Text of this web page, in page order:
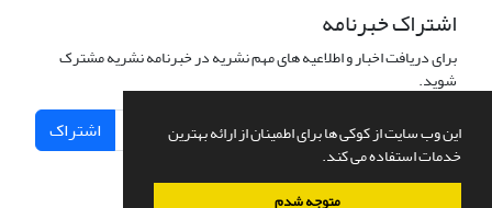
این وب سایت از کوکی ها برای اطمینان از ارائه بهترین
خدمات استفاده می کند.
متوجه شدم
اشتراک خبرنامه
برای دریافت اخبار و اطلاعیه های مهم نشریه در خبرنامه نشریه مشترک
شوید.
اشتراک